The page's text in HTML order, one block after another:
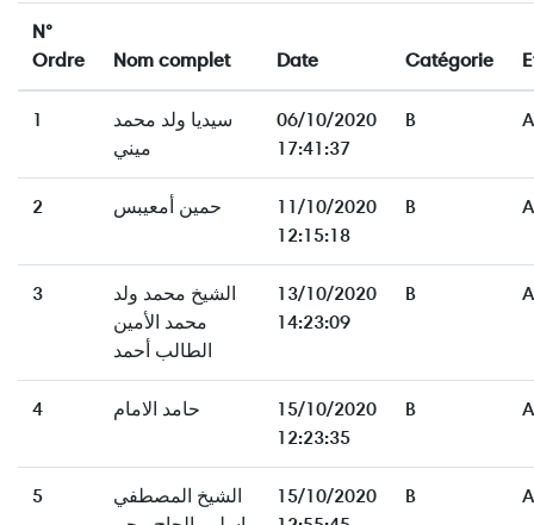
N°
Ordre
Nom complet Date Catégorie
1
سيديا ولد محمد
ميني
06/10/2020
17:41:37
B
2 حمين أمعيبس
11/10/2020
12:15:18
B
3
الشيخ محمد ولد
محمد الأمين
الطالب أحمد
13/10/2020
14:23:09
B
4 حامد الامام
15/10/2020
12:23:35
B
5
الشيخ المصطفي
15/10/2020
B